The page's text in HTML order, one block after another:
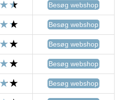
Besøg webshop
Besøg webshop
Besøg webshop
Besøg webshop
Besøg webshop